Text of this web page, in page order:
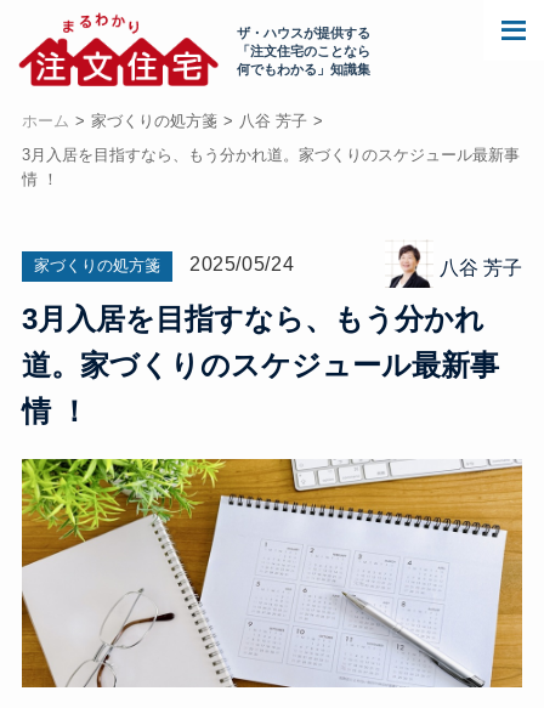
ザ・ハウスが提供する
「注文住宅のことなら
何でもわかる」知識集
ホーム 家づくりの処方箋
八谷 芳子
3月入居を目指すなら、もう分かれ道。家づくりのスケジュール最新事
情 ！
家づくりの処方箋 2025/05/24 八谷 芳子
3月入居を目指すなら、もう分かれ
道。家づくりのスケジュール最新事
情 ！